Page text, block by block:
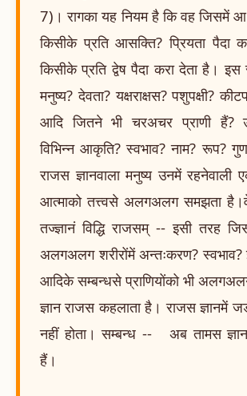
7)। रागका यह नियम है कि वह जिसमें
किसीके प्रति आसक्ति? प्रियता पैदा
किसीके प्रति द्वेष पैदा करा देता है। इस
मनुष्य? देवता? यक्षराक्षस? पशुपक्षी?
आदि जितने भी चरअचर प्राणी हैं?
विभिन्न आकृति? स्वभाव? नाम? रूप?
राजस ज्ञानवाला मनुष्य उनमें रहनेवाली
आत्माको तत्त्वसे अलगअलग समझता
तज्ज्ञानं विद्धि राजसम् -- इसी तरह
अलगअलग शरीरोंमें अन्तःकरण? स्वभाव?
आदिके सम्बन्धसे प्राणियोंको भी
ज्ञान राजस कहलाता है। राजस ज्ञानमें
नहीं होता। सम्बन्ध -- अब तामस
हैं।